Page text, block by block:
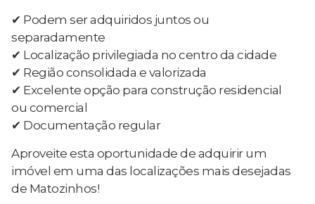
✔ Podem ser adquiridos juntos ou
separadamente
✔ Localização privilegiada no centro da cidade
✔ Região consolidada e valorizada
✔ Excelente opção para construção residencial
ou comercial
✔ Documentação regular
Aproveite esta oportunidade de adquirir um
imóvel em uma das localizações mais desejadas
de Matozinhos!